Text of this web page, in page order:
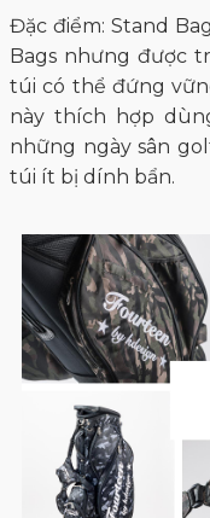
Đặc điểm: Stand
Bags nhưng được
túi có thể đứng
này thích hợp
những ngày sân
túi ít bị dính bẩn.